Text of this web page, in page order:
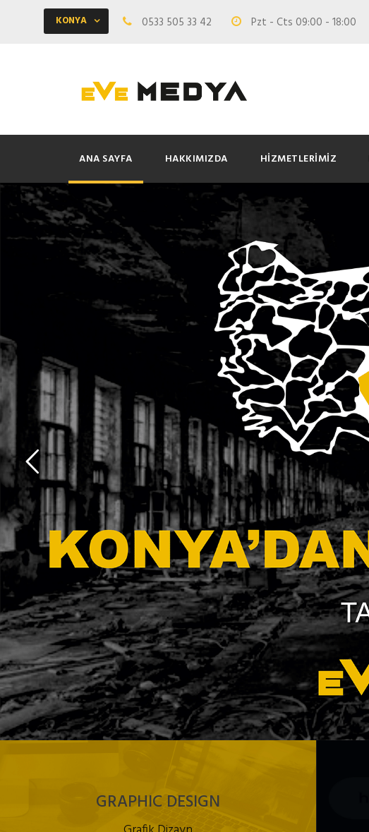
KONYA 0533 505 33 42 Pzt - Cts 09:00 - 18:00
ANA SAYFA HAKKIMIZDA HIZMETLERIMIZ
GRAPHIC DESIGN